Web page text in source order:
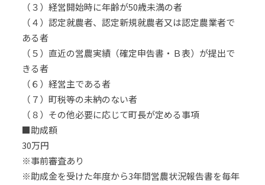
（３）経営開始時に年齢が50歳未満の者
（４）認定就農者、認定新規就農者又は認定農業者で
ある者
（５）直近の営農実績（確定申告書・Ｂ表）が提出で
きる者
（６）経営主である者
（７）町税等の未納のない者
（８）その他必要に応じて町長が定める事項
■助成額
30万円
※事前審査あり
※助成金を受けた年度から3年間営農状況報告書を毎年